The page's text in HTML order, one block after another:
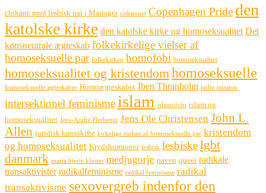
chikane mod lesbisk par i Mariager ciskønnet Copenhagen Pride den
katolske kirke den katolske kirke og homoseksualitet Det
kønsneutrale ægteskab folkekirkelige vielser af
homoseksuelle par folkekirken homofobi homoseksualitet
homoseksualitet og kristendomhomoseksuelle
homoseksuelle ægteskaber Homoægteskabet Iben Thranholm indre mission
intersektionel feminisme islam islamofobi islam og
homoseksualitet Jens-André Herbener Jens Ole Christensen John L.
Allen juridisk kønsskifte kirkelige vielser af homoseksuelle par kristendom
og homoseksualitet Krydshormoner lesbisk lesbiskelgbt
danmark maria hjerte kloster medjugorje paven queer radikale
transaktivister radikalfeminisme radikal feminisme radikal
transaktivisme sexovergreb indenfor den